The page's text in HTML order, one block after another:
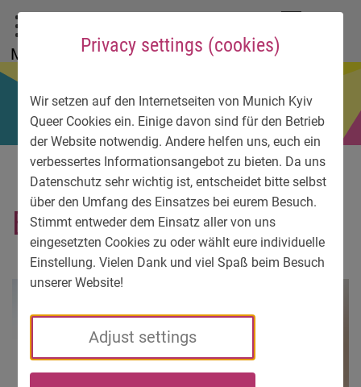
Privacy settings (cookies)
Wir setzen auf den Internetseiten von Munich Kyiv
Queer Cookies ein. Einige davon sind für den Betrieb
der Website notwendig. Andere helfen uns, euch ein
verbessertes Informationsangebot zu bieten. Da uns
Datenschutz sehr wichtig ist, entscheidet bitte selbst
über den Umfang des Einsatzes bei eurem Besuch.
Stimmt entweder dem Einsatz aller von uns
eingesetzten Cookies zu oder wählt eure individuelle
Einstellung. Vielen Dank und viel Spaß beim Besuch
unserer Website!
Adjust settings
To main menu
To language menu
To search
To content
To service information
Menu
Bee Quing by Evelynskki 3